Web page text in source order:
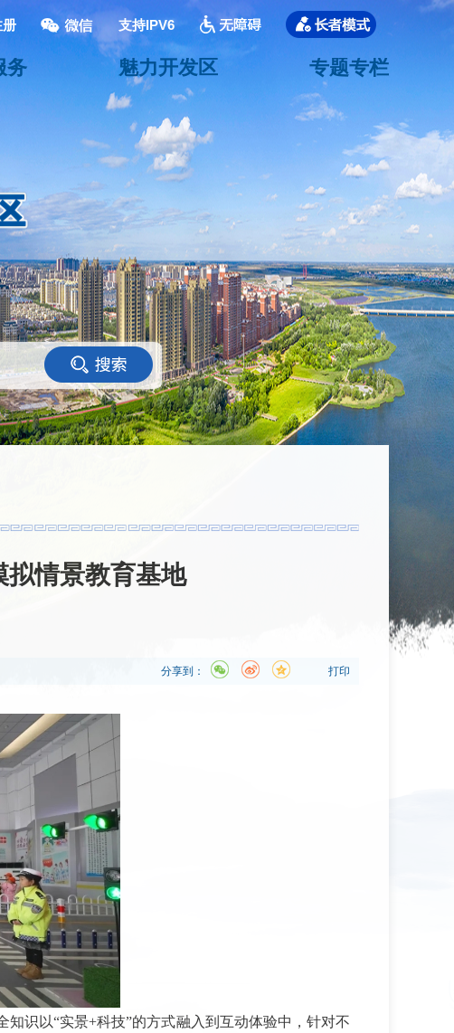
册 支持IPV6
务 魅力开发区 专题专栏
<
拟情景教育基地
打印
分享到：
知识以“实景+科技”的方式融入到互动体验中，针对不